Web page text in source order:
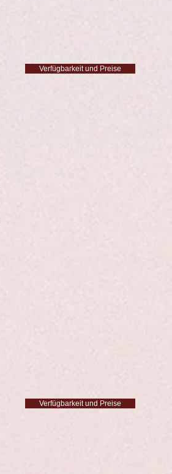
Verfügbarkeit und Preise
Verfügbarkeit und Preise